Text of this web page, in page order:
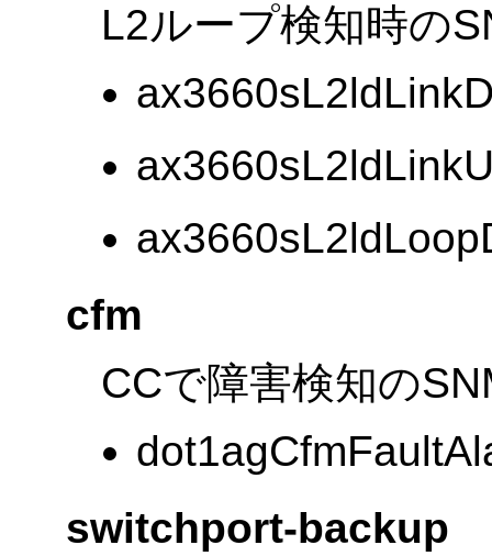
L2ループ検知時の
cfm
CCで障害検知の
switchport-backup